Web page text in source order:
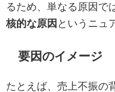
るため、単なる原因で
核的な原因 というニュ
要因のイメージ
たとえば、売上不振の